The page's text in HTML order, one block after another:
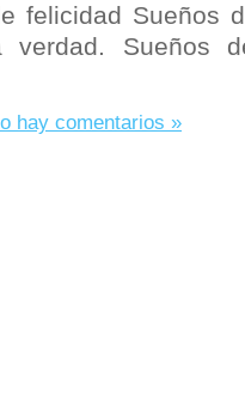
felicidad Sueños
verdad. Sueños
hay comentarios »